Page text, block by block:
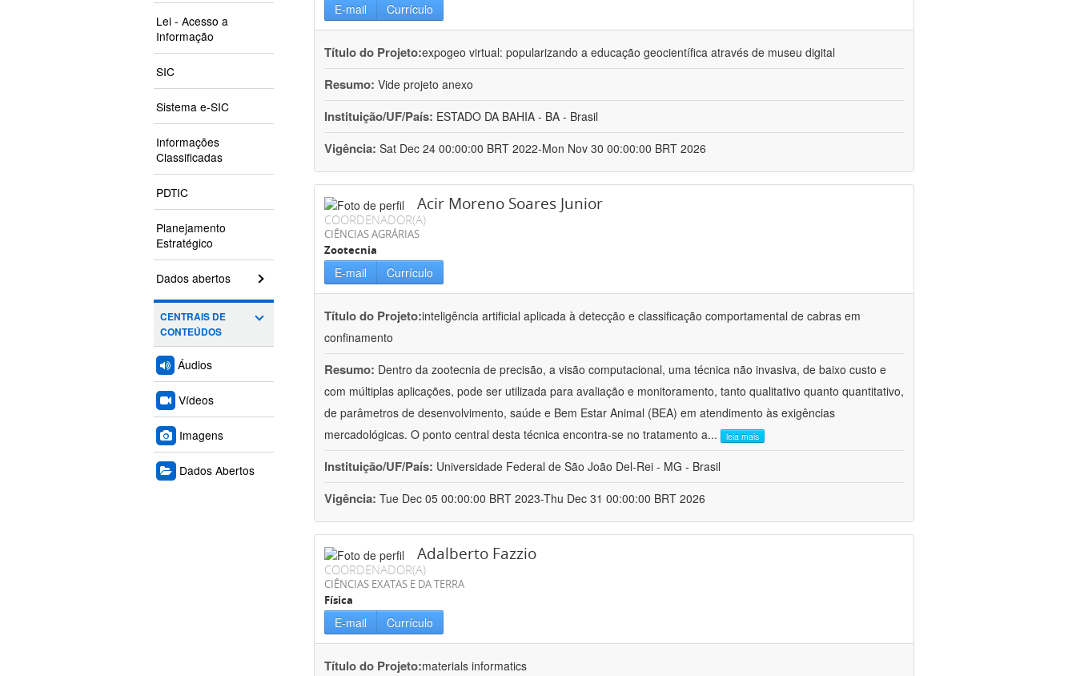
Lei - Acesso a
Informação
SIC
Sistema e-SIC
Informações
Classificadas
PDTIC
Planejamento
Estratégico
Dados abertos
CENTRAIS DE
CONTEÚDOS
Áudios
Vídeos
Imagens
Dados Abertos
E-mail Currículo
Título do Projeto:expogeo virtual: popularizando a educação geocientífica através de museu digital
Resumo: Vide projeto anexo
Instituição/UF/País: ESTADO DA BAHIA - BA - Brasil
Vigência: Sat Dec 24 00:00:00 BRT 2022-Mon Nov 30 00:00:00 BRT 2026
Acir Moreno Soares Junior
COORDENADOR(A)
CIÊNCIAS AGRÁRIAS
Zootecnia
E-mail Currículo
Título do Projeto:inteligência artificial aplicada à detecção e classificação comportamental de cabras em
confinamento
Resumo: Dentro da zootecnia de precisão, a visão computacional, uma técnica não invasiva, de baixo custo e
com múltiplas aplicações, pode ser utilizada para avaliação e monitoramento, tanto qualitativo quanto quantitativo,
de parâmetros de desenvolvimento, saúde e Bem Estar Animal (BEA) em atendimento às exigências
mercadológicas. O ponto central desta técnica encontra-se no tratamento a... leia mais
Instituição/UF/País: Universidade Federal de São João Del-Rei - MG - Brasil
Vigência: Tue Dec 05 00:00:00 BRT 2023-Thu Dec 31 00:00:00 BRT 2026
Adalberto Fazzio
COORDENADOR(A)
CIÊNCIAS EXATAS E DA TERRA
Física
E-mail Currículo
Título do Projeto:materials informatics